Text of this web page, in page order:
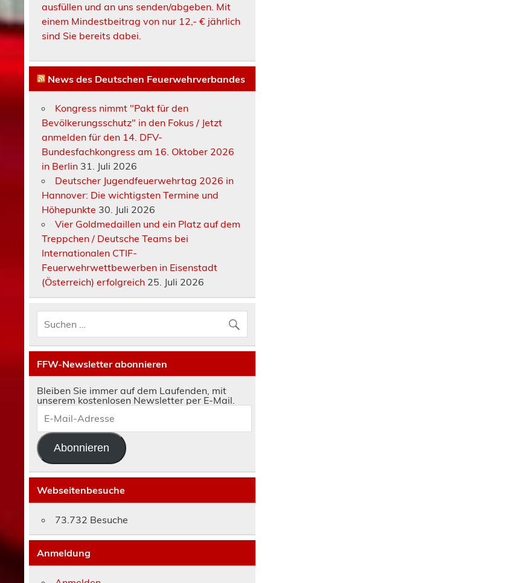
ausfüllen und an uns senden/abgeben. Mit
einem Mindestbeitrag von nur 12,- € jährlich
sind Sie bereits dabei.
News des Deutschen Feuerwehrverbandes
Kongress nimmt "Pakt für den
Bevölkerungsschutz" in den Fokus / Jetzt
anmelden für den 14. DFV-
Bundesfachkongress am 16. Oktober 2026
in Berlin 31. Juli 2026
Deutscher Jugendfeuerwehrtag 2026 in
Hannover: Die wichtigsten Termine und
Höhepunkte 30. Juli 2026
Vier Goldmedaillen und ein Platz auf dem
Treppchen / Deutsche Teams bei
Internationalen CTIF-
Feuerwehrwettbewerben in Eisenstadt
(Österreich) erfolgreich 25. Juli 2026
FFW-Newsletter abonnieren
Bleiben Sie immer auf dem Laufenden, mit
unserem kostenlosen Newsletter per E-Mail.
E-
Mail-
Adresse
Abonnieren
Webseitenbesuche
73.732 Besuche
Anmeldung